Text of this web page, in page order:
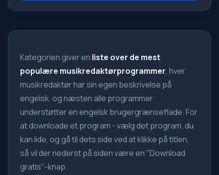
Kategorien giver en liste over de mest
populære musikredaktørprogrammer, hver
musikredaktør har sin egen beskrivelse på
engelsk, og næsten alle programmer
understøtter en engelsk brugergrænseflade. For
at downloade et program - vælg det program, du
kan lide, og gå til dets side ved at klikke på titlen,
så vil der nederst på siden være en "Download
gratis"-knap.